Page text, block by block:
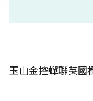
玉山金控蟬聯英國